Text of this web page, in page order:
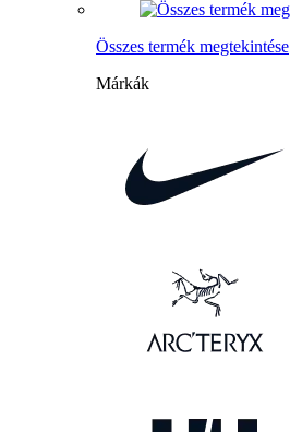
Összes termék megtekintése
Márkák